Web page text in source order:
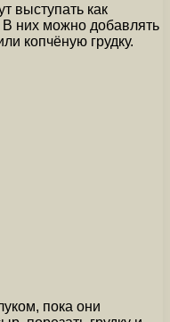
выступать как
них можно добавлять
копчёную грудку.
пока они